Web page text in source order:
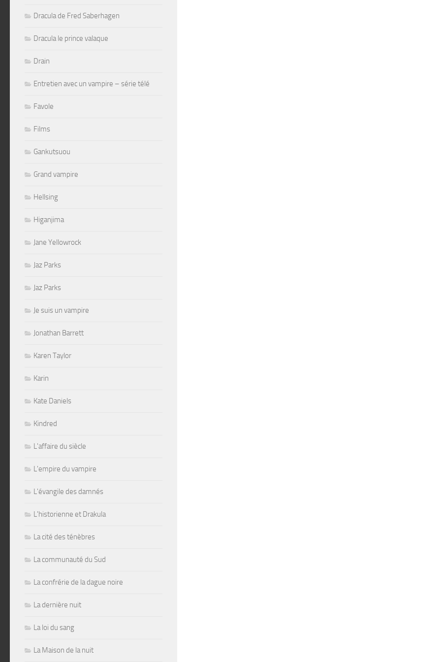
Dracula de Fred Saberhagen
Dracula le prince valaque
Drain
Entretien avec un vampire – série télé
Favole
Films
Gankutsuou
Grand vampire
Hellsing
Higanjima
Jane Yellowrock
Jaz Parks
Jaz Parks
Je suis un vampire
Jonathan Barrett
Karen Taylor
Karin
Kate Daniels
Kindred
L'affaire du siècle
L'empire du vampire
L'évangile des damnés
L'historienne et Drakula
La cité des ténèbres
La communauté du Sud
La confrérie de la dague noire
La dernière nuit
La loi du sang
La Maison de la nuit